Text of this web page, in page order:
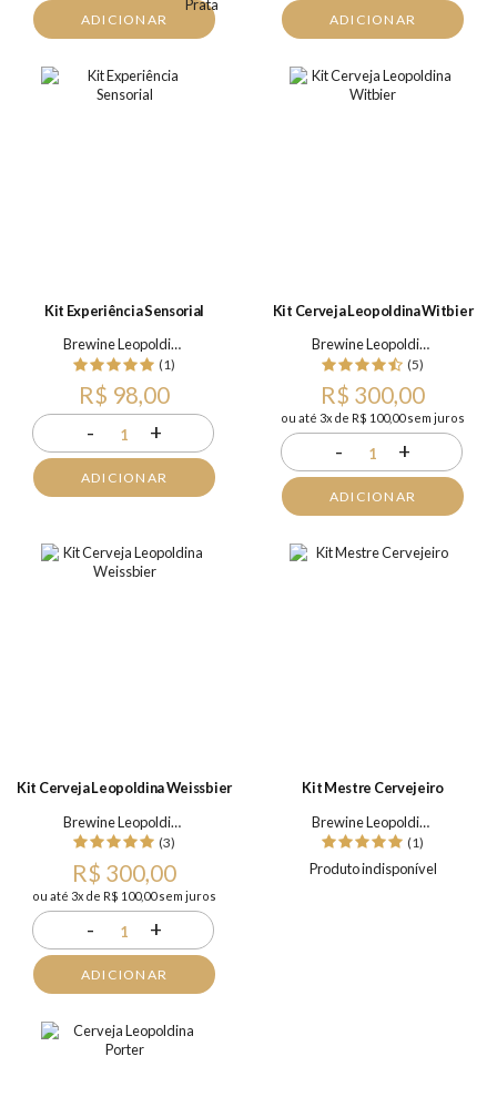
ADICIONAR ADICIONAR
Kit Experiência Sensorial
Brewine Leopoldina
(1)
R$ 98,00
- 1 +
ADICIONAR
Kit Cerveja Leopoldina Witbier
Brewine Leopoldina
(5)
R$ 300,00
ou até 3x de R$ 100,00 sem juros
- 1 +
ADICIONAR
Kit Cerveja Leopoldina Weissbier
Brewine Leopoldina
(3)
R$ 300,00
ou até 3x de R$ 100,00 sem juros
- 1 +
ADICIONAR
Kit Mestre Cervejeiro
Brewine Leopoldina
(1)
Produto indisponível